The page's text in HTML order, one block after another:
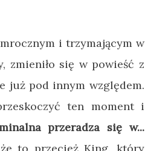
i trzymającym w
zmieniło się w powieść z
już pod innym względem.
ten moment i
przeradza się w...
to przecież King, który